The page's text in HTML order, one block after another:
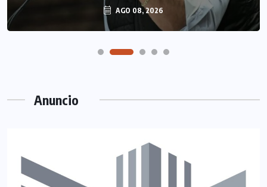
AGO 08, 2026
Anuncio